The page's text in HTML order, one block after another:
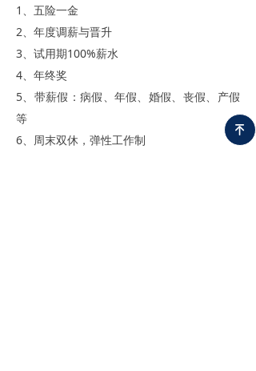
1、五险一金
2、年度调薪与晋升
3、试用期100%薪水
4、年终奖
5、带薪假：病假、年假、婚假、丧假、产假
等
6、周末双休，弹性工作制
녠